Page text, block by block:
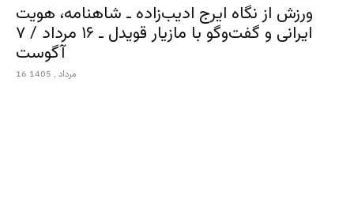
ورزش از نگاه ایرج ادیب‌زاده ـ شاهنامه، هویت
ایرانی و گفت‌وگو با مازیار قویدل ـ ۱۶ مرداد / ۷
آگوست
16 مرداد , 1405